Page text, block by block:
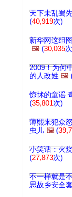
天下未乱蜀
(40,919次)
新华网这组
🖼️ (30,035
2009！为何
的人改姓 🖼️
惊怵的童谣
(35,801次)
薄熙来犯众
虫儿 🖼️ (
小笑话：火
(27,873次)
不一样就是
思故乡安全